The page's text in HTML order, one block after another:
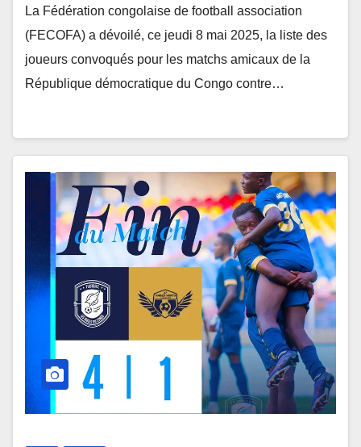
La Fédération congolaise de football association
(FECOFA) a dévoilé, ce jeudi 8 mai 2025, la liste des
joueurs convoqués pour les matchs amicaux de la
République démocratique du Congo contre…